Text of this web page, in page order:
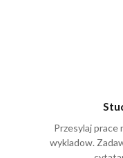
Przesylaj
wykladow.